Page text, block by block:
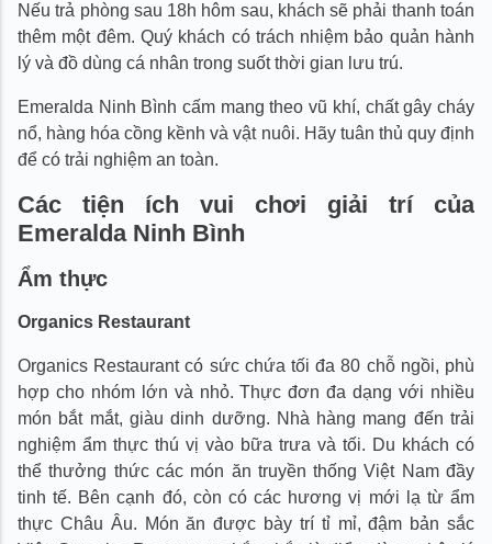
Nếu trả phòng sau 18h hôm sau, khách sẽ phải thanh toán
thêm một đêm. Quý khách có trách nhiệm bảo quản hành
lý và đồ dùng cá nhân trong suốt thời gian lưu trú.
Emeralda Ninh Bình cấm mang theo vũ khí, chất gây cháy
nổ, hàng hóa cồng kềnh và vật nuôi. Hãy tuân thủ quy định
để có trải nghiệm an toàn.
Các tiện ích vui chơi giải trí của
Emeralda Ninh Bình
Ẩm thực
Organics Restaurant
Organics Restaurant có sức chứa tối đa 80 chỗ ngồi, phù
hợp cho nhóm lớn và nhỏ. Thực đơn đa dạng với nhiều
món bắt mắt, giàu dinh dưỡng. Nhà hàng mang đến trải
nghiệm ẩm thực thú vị vào bữa trưa và tối. Du khách có
thể thưởng thức các món ăn truyền thống Việt Nam đầy
tinh tế. Bên cạnh đó, còn có các hương vị mới lạ từ ẩm
thực Châu Âu. Món ăn được bày trí tỉ mỉ, đậm bản sắc